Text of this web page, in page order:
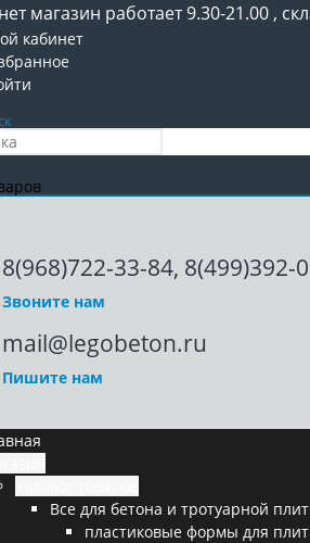
магазин работает 9.30-21.00 ,
кабинет
8(968)722-33-84, 8(499)392-
Звоните нам
mail@legobeton.ru
Пишите нам
Все для бетона и тротуарной
пластиковые формы для